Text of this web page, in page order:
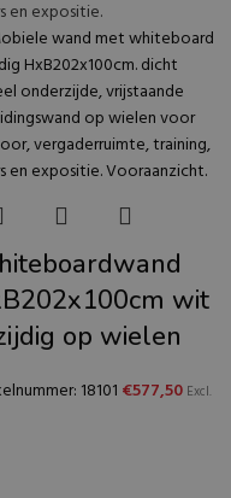
wit
op wielen
18101 €577,50 Excl.